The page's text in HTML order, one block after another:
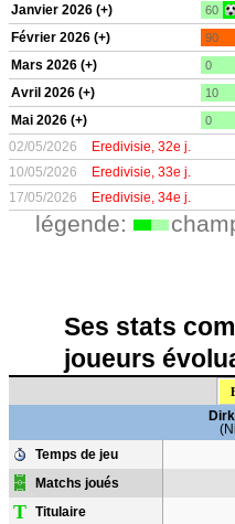
Janvier 2026 (+) 60
Février 2026 (+) 90
Mars 2026 (+) 0
Avril 2026 (+) 10
Mai 2026 (+) 0
02/05/2026 Eredivisie, 32e j.
10/05/2026
Eredivisie, 33e j.
17/05/2026
Eredivisie, 34e j.
légende:
Ses stats
joueurs
Temps de jeu
Matchs joués
T Titulaire